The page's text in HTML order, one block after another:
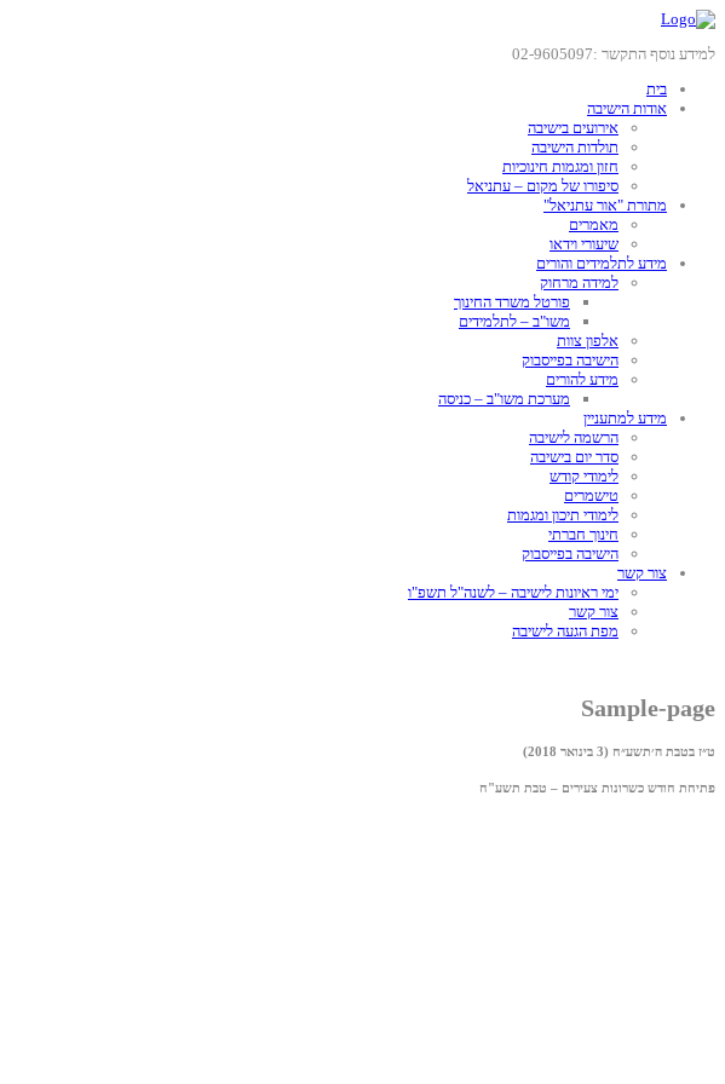
למידע נוסף התקשר :02-9605097
בית
אודות הישיבה
אירועים בישיבה
תולדות הישיבה
חזון ומגמות חינוכיות
סיפורו של מקום – עתניאל
מתורת "אור עתניאל"
מאמרים
שיעורי וידאו
מידע לתלמידים והורים
למידה מרחוק
פורטל משרד החינוך
משו"ב – לתלמידים
אלפון צוות
הישיבה בפייסבוק
מידע להורים
מערכת משו"ב – כניסה
מידע למתעניין
הרשמה לישיבה
סדר יום בישיבה
לימודי קודש
טישמרים
לימודי תיכון ומגמות
חינוך חברתי
הישיבה בפייסבוק
צור קשר
ימי ראיונות לישיבה – לשנה"ל תשפ"ו
צור קשר
מפת הגעה לישיבה
Sample-page
ט״ז בטבת ה׳תשע״ח (3 בינואר 2018)
פתיחת חודש כשרונות צעירים – טבת תשע"ח